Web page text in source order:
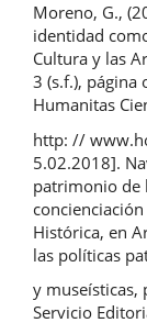
Moreno, G.,
identidad
Cultura y las
3 (s.f.), página
Humanitas
http: //
5.02.2018].
patrimonio de
Histórica, en
las políticas
y museísticas,
Servicio